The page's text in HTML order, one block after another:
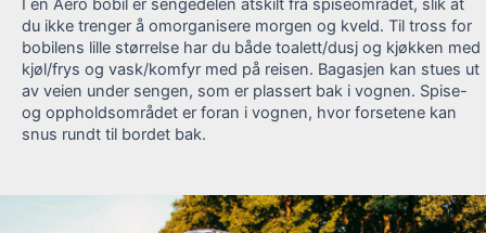
I en Aero bobil er sengedelen atskilt fra spiseområdet, slik at
du ikke trenger å omorganisere morgen og kveld. Til tross for
bobilens lille størrelse har du både toalett/dusj og kjøkken med
kjøl/frys og vask/komfyr med på reisen. Bagasjen kan stues ut
av veien under sengen, som er plassert bak i vognen. Spise-
og oppholdsområdet er foran i vognen, hvor forsetene kan
snus rundt til bordet bak.